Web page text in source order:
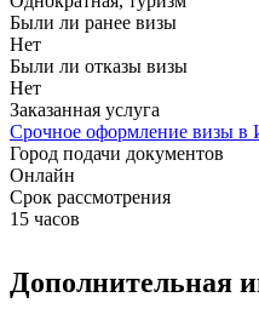
Были ли ранее визы
Нет
Были ли отказы визы
Нет
Заказанная услуга
Срочное оформление визы
Город подачи документов
Онлайн
Срок рассмотрения
15 часов
Дополнительная